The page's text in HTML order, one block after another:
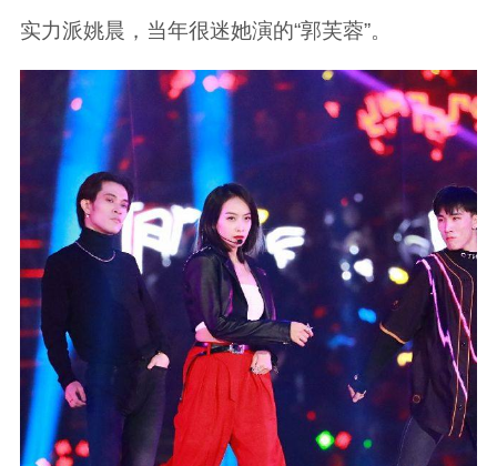
实力派姚晨，当年很迷她演的“郭芙蓉”。